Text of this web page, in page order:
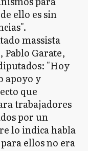
ello es sin
massista
Pablo Garate,
"Hoy
apoyo y
que
trabajadores
por un
lo indica habla
ellos no era